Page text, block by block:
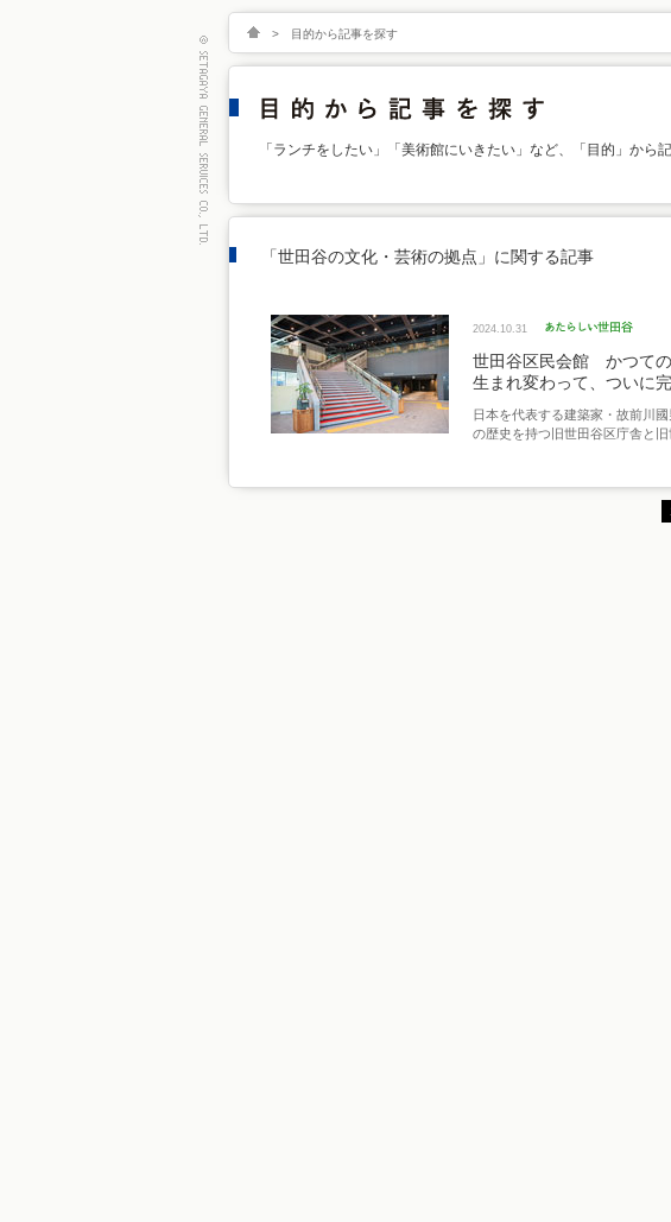
> 目的から記事を探す
「ランチをしたい」「美術館にいきたい」など、「目的」から
「世田谷の文化・芸術の拠点」に関する記事
2024.10.31
世田谷区民会館 かつての
生まれ変わって、ついに完
日本を代表する建築家・故前川
の歴史を持つ旧世田谷区庁舎と